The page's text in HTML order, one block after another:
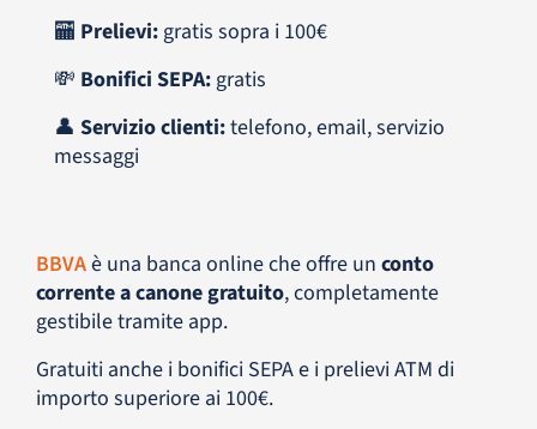
🏧 Prelievi: gratis sopra i 100€
💸 Bonifici SEPA: gratis
👤 Servizio clienti:telefono, email, servizio
messaggi
BBVAè una banca online che offre un conto
corrente a canone gratuito, completamente
gestibile tramite app.
Gratuiti anche i bonifici SEPA e i prelievi ATM di
importo superiore ai 100€.